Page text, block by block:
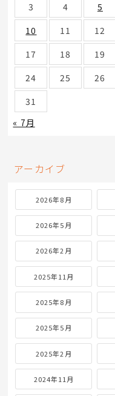
3
4 5
10
11 12
17
18 19
24
25 26
31
« 7月
アーカイブ
2026年8月
2026年5月
2026年2月
2025年11月
2025年8月
2025年5月
2025年2月
2024年11月